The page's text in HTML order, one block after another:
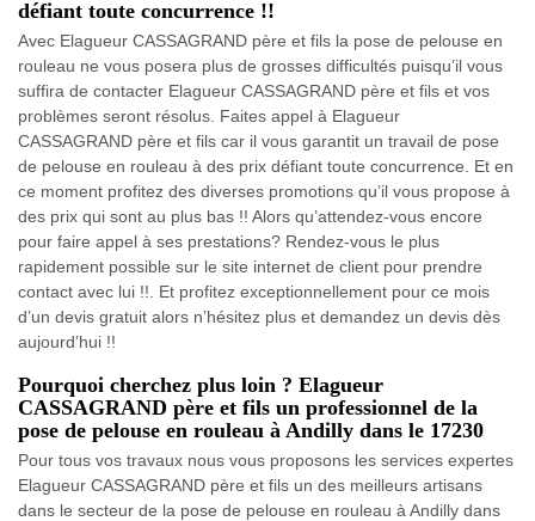
défiant toute concurrence !!
Avec Elagueur CASSAGRAND père et fils la pose de pelouse en
rouleau ne vous posera plus de grosses difficultés puisqu’il vous
suffira de contacter Elagueur CASSAGRAND père et fils et vos
problèmes seront résolus. Faites appel à Elagueur
CASSAGRAND père et fils car il vous garantit un travail de pose
de pelouse en rouleau à des prix défiant toute concurrence. Et en
ce moment profitez des diverses promotions qu’il vous propose à
des prix qui sont au plus bas !! Alors qu’attendez-vous encore
pour faire appel à ses prestations? Rendez-vous le plus
rapidement possible sur le site internet de client pour prendre
contact avec lui !!. Et profitez exceptionnellement pour ce mois
d’un devis gratuit alors n’hésitez plus et demandez un devis dès
aujourd’hui !!
Pourquoi cherchez plus loin ? Elagueur
CASSAGRAND père et fils un professionnel de la
pose de pelouse en rouleau à Andilly dans le 17230
Pour tous vos travaux nous vous proposons les services expertes
Elagueur CASSAGRAND père et fils un des meilleurs artisans
dans le secteur de la pose de pelouse en rouleau à Andilly dans